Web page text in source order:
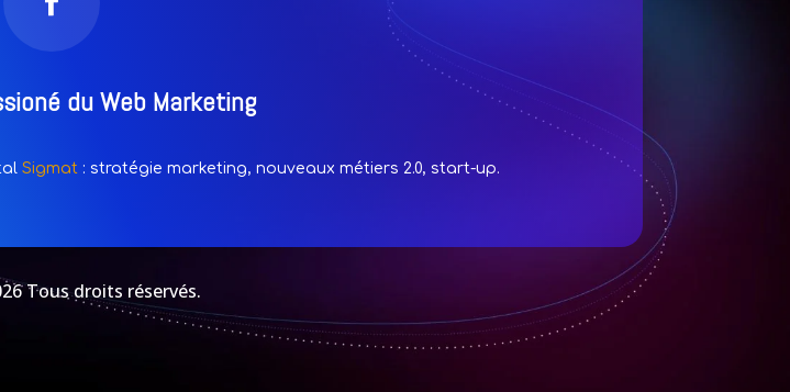
du Web Marketing
Sigmat : stratégie marketing, nouveaux métiers 2.0, start-up.
Tous droits réservés.